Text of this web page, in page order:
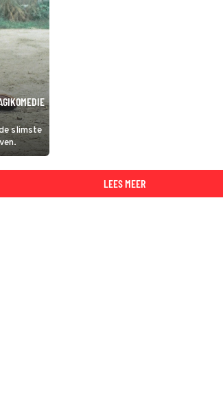
slimste
LEES MEER